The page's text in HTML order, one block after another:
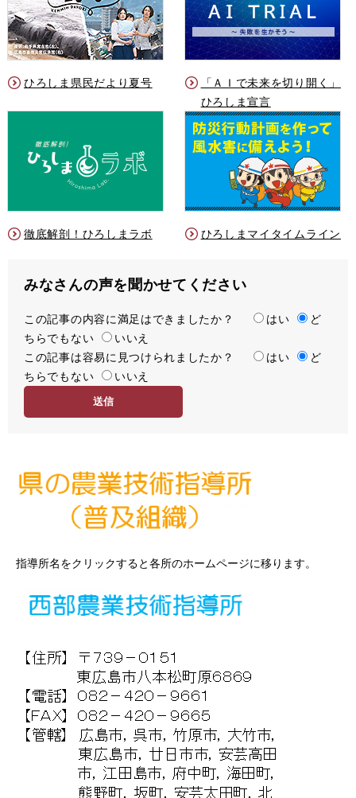
ひろしま県民だより夏号
「ＡＩで未来を切り開く」
ひろしま宣言
徹底解剖！ひろしまラボ ひろしまマイタイムライン
みなさんの声を聞かせてください
満
足
度
この記事の内容に満足はできましたか？ はい
ど
ちらでもない
いいえ
容
易
この記事は容易に見つけられましたか？ はい
ど
ちらでもない
いいえ
指導所名をクリックすると各所のホームページに移ります。